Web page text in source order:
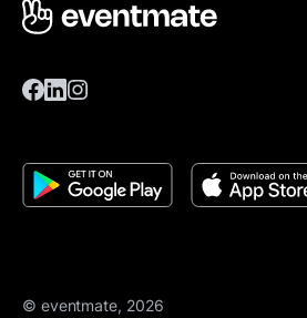
© eventmate, 2026